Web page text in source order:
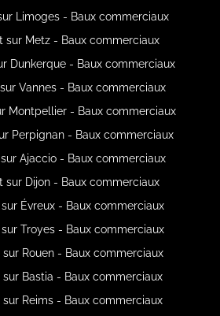
Limoges - Baux commerciaux
sur Metz - Baux commerciaux
Dunkerque - Baux commerciaux
Vannes - Baux commerciaux
Montpellier - Baux commerciaux
Perpignan - Baux commerciaux
Ajaccio - Baux commerciaux
sur Dijon - Baux commerciaux
Évreux - Baux commerciaux
Troyes - Baux commerciaux
sur Rouen - Baux commerciaux
sur Bastia - Baux commerciaux
sur Reims - Baux commerciaux